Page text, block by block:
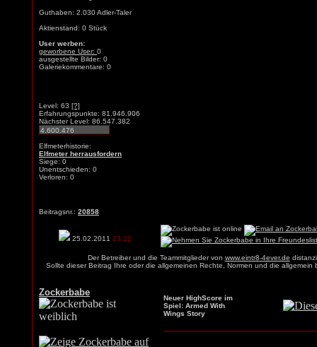
Guthaben: 2.030 Adler-Taler
Aktienstand: 0 Stück
User werben:
geworbene User: 0
ausgestellte Bilder: 0
Galeriekommentare: 0
Level: 63 [?]
Erfahrungspunkte: 81.946.906
Nächster Level: 86.547.382
Elfmeterhistorie:
Elfmeter herrausfordern
Siege: 0
Unentschieden: 0
Verloren: 0
Beitragsnr.: 20858
25.02.2011 23:22
Der Betreiber und die Teammitglieder von www.eintr8-4ever.de
Sollte dieser Beitrag Ihre oder die allgemeinen Rechte, Normen und die
Zockerbabe
Neuer HighScore im
Spiel: Armed With
Wings Story